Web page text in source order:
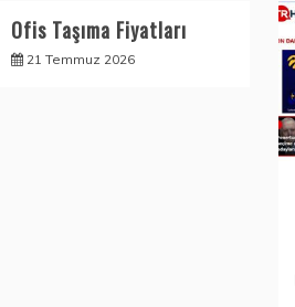
Ofis Taşıma Fiyatları
21 Temmuz 2026